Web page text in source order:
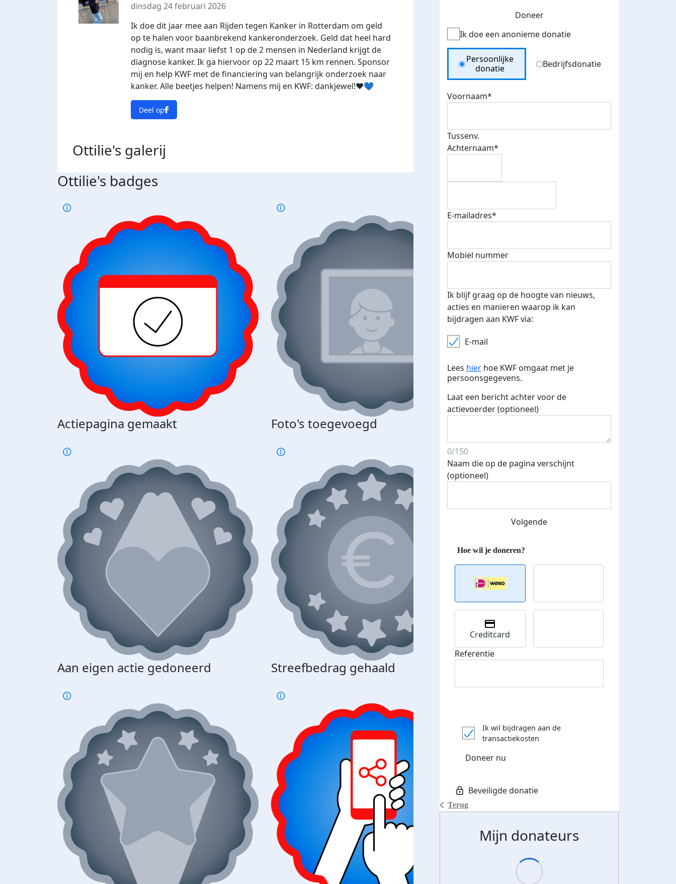
dinsdag 24 februari 2026
Ik doe dit jaar mee aan Rijden tegen Kanker in Rotterdam om geld
op te halen voor baanbrekend kankeronderzoek. Geld dat heel hard
nodig is, want maar liefst 1 op de 2 mensen in Nederland krijgt de
diagnose kanker. Ik ga hiervoor op 22 maart 15 km rennen. Sponsor
mij en help KWF met de financiering van belangrijk onderzoek naar
kanker. Alle beetjes helpen! Namens mij en KWF: dankjewel!❤️💙
Deel op
Ottilie's galerij
Ottilie's badges
Actiepagina gemaakt Foto's toegevoegd
Aan eigen actie gedoneerd Streefbedrag gehaald
Doneer
Ik doe een anonieme donatie
Donation Type
Persoonlijke
donatie
Bedrijfsdonatie
Voornaam*
Tussenv.
Achternaam*
E-mailadres*
Mobiel nummer
Ik blijf graag op de hoogte van nieuws,
acties en manieren waarop ik kan
bijdragen aan KWF via:
E-mail
Lees hier hoe KWF omgaat met je
persoonsgegevens.
Laat een bericht achter voor de
actievoerder (optioneel)
0/150
Naam die op de pagina verschijnt
(optioneel)
Volgende
Terug
Creditcard
Referentie
Ik wil bijdragen aan de
transactiekosten
Doneer nu
Mijn donateurs